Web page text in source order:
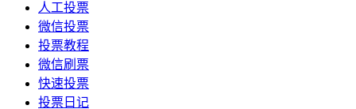
人工投票
微信投票
投票教程
微信刷票
快速投票
投票日记